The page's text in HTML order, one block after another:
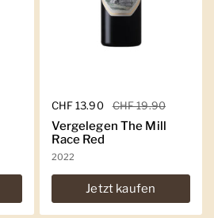
Regulärer Preis
CHF 13.90 Sale-Preis
CHF 19.90
Vergelegen The Mill
Race Red
2022
Jetzt kaufen